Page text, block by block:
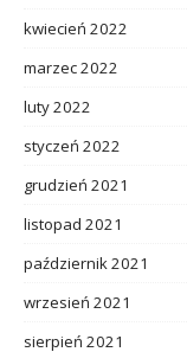
kwiecień 2022
marzec 2022
luty 2022
styczeń 2022
grudzień 2021
listopad 2021
październik 2021
wrzesień 2021
sierpień 2021